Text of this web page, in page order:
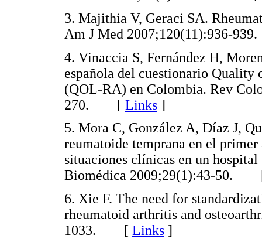
3. Majithia V, Geraci SA.
Am J Med 2007;120(11):936-
4. Vinaccia S, Fernández H,
española del cuestionario
(QOL-RA) en Colombia. Rev
270. [ Links ]
5. Mora C, González A, Díaz J,
reumatoide temprana en el
situaciones clínicas en un
Biomédica 2009;29(1):43-
6. Xie F. The need for
rheumatoid arthritis and
1033. [ Links ]